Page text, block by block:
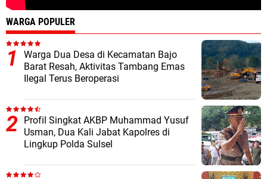
WARGA POPULER
Warga Dua Desa di Kecamatan Bajo
Barat Resah, Aktivitas Tambang Emas
Ilegal Terus Beroperasi
Profil Singkat AKBP Muhammad Yusuf
Usman, Dua Kali Jabat Kapolres di
Lingkup Polda Sulsel